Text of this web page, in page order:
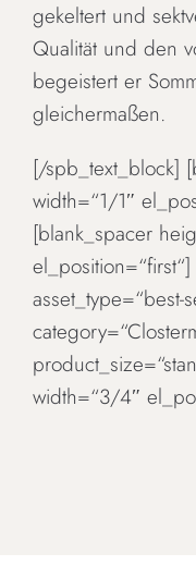
gekeltert und
Qualität und den
begeistert er
gleichermaßen.
[/spb_text_block]
width=“1/1″
[blank_spacer
asset_type=“best-
width=“3/4″